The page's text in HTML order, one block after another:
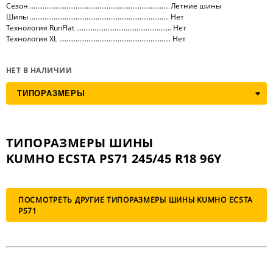
Сезон ............................................................................ Летние шины
Шипы ............................................................................ Нет
Технология RunFlat .................................................... Нет
Технология XL ............................................................. Нет
НЕТ В НАЛИЧИИ
ТИПОРАЗМЕРЫ ШИНЫ
KUMHO ECSTA PS71 245/45 R18 96Y
ПОСМОТРЕТЬ ДРУГИЕ ТИПОРАЗМЕРЫ ШИНЫ KUMHO ECSTA
PS71